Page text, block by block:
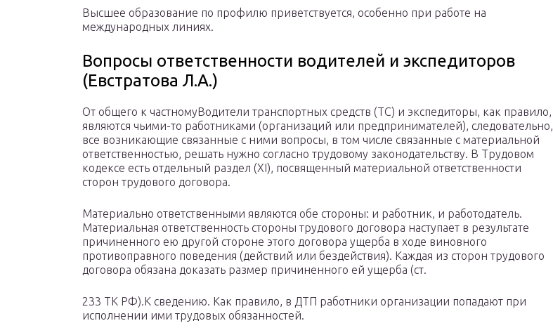
Высшее образование по профилю приветствуется, особенно при работе на
международных линиях.
Вопросы ответственности водителей и экспедиторов
(Евстратова Л.А.)
От общего к частномуВодители транспортных средств (ТС) и экспедиторы, как правило,
являются чьими-то работниками (организаций или предпринимателей), следовательно,
все возникающие связанные с ними вопросы, в том числе связанные с материальной
ответственностью, решать нужно согласно трудовому законодательству. В Трудовом
кодексе есть отдельный раздел (XI), посвященный материальной ответственности
сторон трудового договора.
Материально ответственными являются обе стороны: и работник, и работодатель.
Материальная ответственность стороны трудового договора наступает в результате
причиненного ею другой стороне этого договора ущерба в ходе виновного
противоправного поведения (действий или бездействия). Каждая из сторон трудового
договора обязана доказать размер причиненного ей ущерба (ст.
233 ТК РФ).К сведению. Как правило, в ДТП работники организации попадают при
исполнении ими трудовых обязанностей.